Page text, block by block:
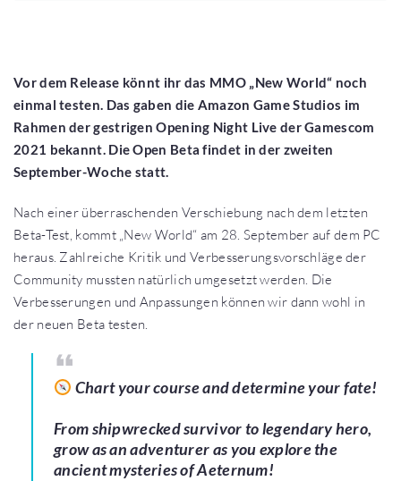
Vor dem Release könnt ihr das MMO „New World“ noch
einmal testen. Das gaben die Amazon Game Studios im
Rahmen der gestrigen Opening Night Live der Gamescom
2021 bekannt. Die Open Beta findet in der zweiten
September-Woche statt.
Nach einer überraschenden Verschiebung nach dem letzten
Beta-Test, kommt „New World“ am 28. September auf dem PC
heraus. Zahlreiche Kritik und Verbesserungsvorschläge der
Community mussten natürlich umgesetzt werden. Die
Verbesserungen und Anpassungen können wir dann wohl in
der neuen Beta testen.
Chart your course and determine your fate!
From shipwrecked survivor to legendary hero,
grow as an adventurer as you explore the
ancient mysteries of Aeternum!